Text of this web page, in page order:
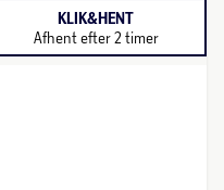
KLIK&HENT
Afhent efter 2 timer